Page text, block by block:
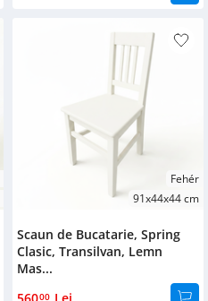
Fehér
91x44x44 cm
Scaun de Bucatarie, Spring
Clasic, Transilvan, Lemn
Mas...
56000 Lei